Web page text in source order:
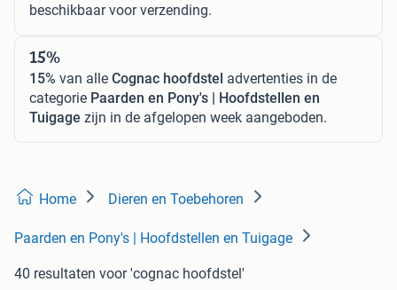
beschikbaar voor verzending.
15%
15% van alle Cognac hoofdstel advertenties in de
categorie Paarden en Pony's | Hoofdstellen en
Tuigage zijn in de afgelopen week aangeboden.
Home Dieren en Toebehoren
Paarden en Pony's | Hoofdstellen en Tuigage
40 resultaten voor 'cognac hoofdstel'